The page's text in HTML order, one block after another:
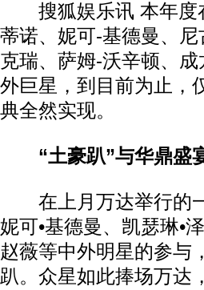
搜狐娱乐讯 本年度
蒂诺、妮可-基德曼、
克瑞、萨姆-沃辛顿、
外巨星，到目前为止，
典全然实现。
“土豪趴”与华鼎盛
在上月万达举行的一
妮可•基德曼、凯瑟琳•
赵薇等中外明星的参与
趴。众星如此捧场万达